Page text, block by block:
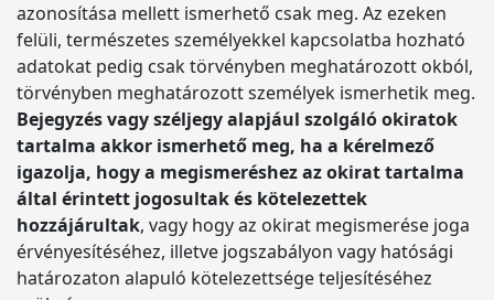
azonosítása mellett ismerhető csak meg. Az ezeken
felüli, természetes személyekkel kapcsolatba hozható
adatokat pedig csak törvényben meghatározott okból,
törvényben meghatározott személyek ismerhetik meg.
Bejegyzés vagy széljegy alapjául szolgáló okiratok
tartalma akkor ismerhető meg, ha a kérelmező
igazolja, hogy a megismeréshez az okirat tartalma
által érintett jogosultak és kötelezettek
hozzájárultak, vagy hogy az okirat megismerése joga
érvényesítéséhez, illetve jogszabályon vagy hatósági
határozaton alapuló kötelezettsége teljesítéséhez